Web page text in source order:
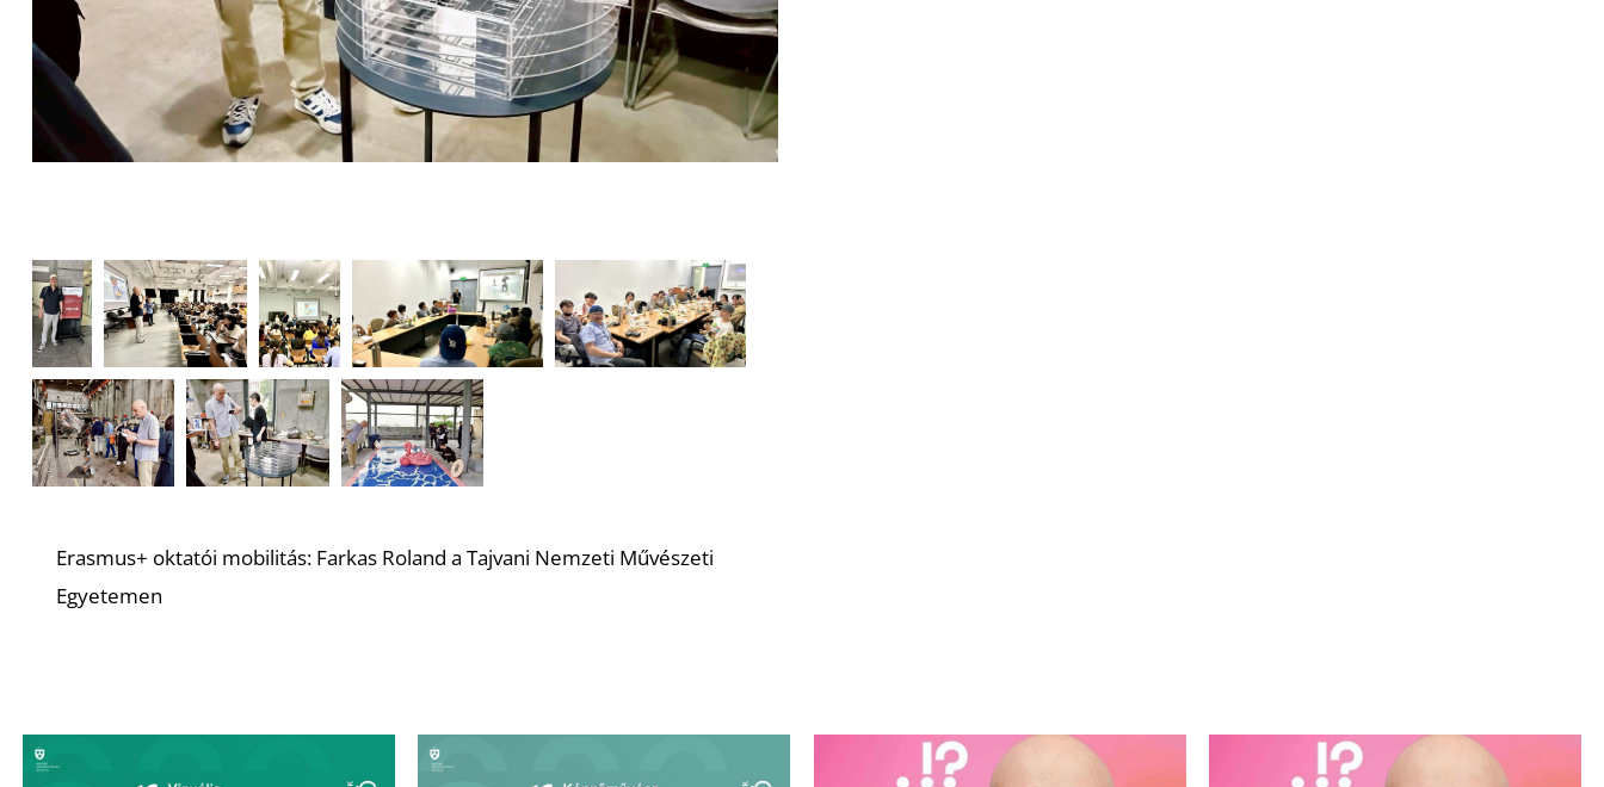
Erasmus+ oktatói mobilitás: Farkas Roland a Tajvani Nemzeti Művészeti
Egyetemen